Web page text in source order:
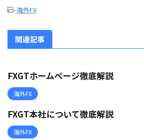
-海外FX
関連記事
FXGTホームページ徹底解説
海外FX
FXGT本社について徹底解説
海外FX